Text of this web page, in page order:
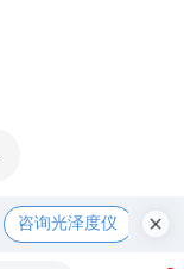
咨询光泽度仪 咨